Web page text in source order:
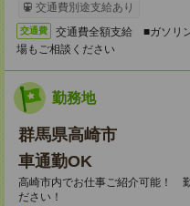
交通費別途支給あり
交通費
交通費全額支給 ■ガソリ
場もご相談ください
勤務地
群馬県高崎市
車通勤OK
高崎市内でお仕事ご紹介可能！
ださい！